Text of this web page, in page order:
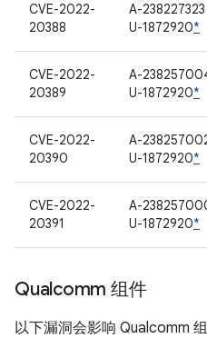
CVE-2022-
20388
A-238227323
U-1872920*
CVE-2022-
20389
A-
U-1872920*
CVE-2022-
20390
A-
U-1872920*
CVE-2022-
20391
A-
U-1872920*
Qualcomm 组件
以下漏洞会影响 Qualcomm